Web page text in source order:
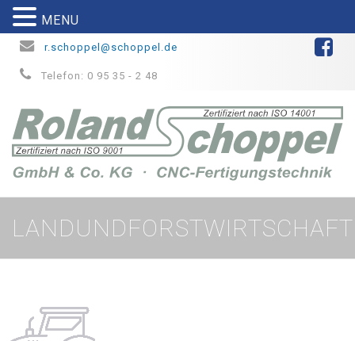
r.schoppel@schoppel.de
Telefon: 0 95 35 - 2 48
LANDUNDFORSTWIRTSCHAFT
MENU